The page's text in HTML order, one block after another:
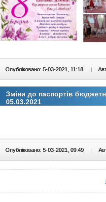
Опубліковано: 5-03-2021, 11:18 |
Зміни до паспортів
05.03.2021
Опубліковано: 5-03-2021, 09:49 |